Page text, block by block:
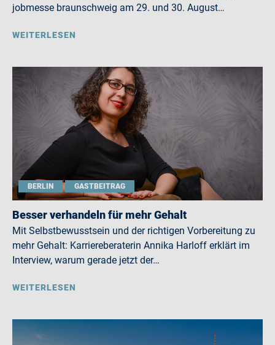
jobmesse braunschweig am 29. und 30. August…
WEITERLESEN
BERLIN GASTBEITRAG
Besser verhandeln für mehr Gehalt
Mit Selbstbewusstsein und der richtigen Vorbereitung zu
mehr Gehalt: Karriereberaterin Annika Harloff erklärt im
Interview, warum gerade jetzt der…
WEITERLESEN